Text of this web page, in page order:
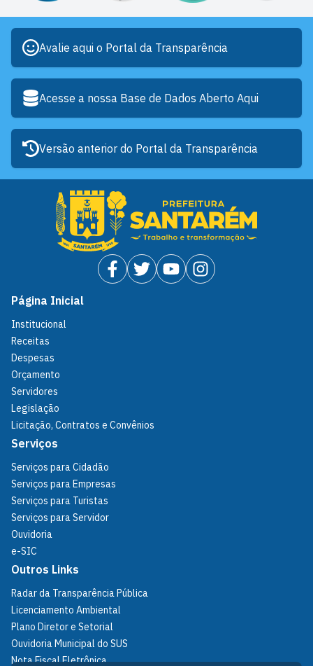
Avalie aqui o Portal da Transparência
Acesse a nossa Base de Dados Aberto Aqui
Versão anterior do Portal da Transparência
Página Inicial
Institucional
Receitas
Despesas
Orçamento
Servidores
Legislação
Licitação, Contratos e Convênios
Serviços
Serviços para Cidadão
Serviços para Empresas
Serviços para Turistas
Serviços para Servidor
Ouvidoria
e-SIC
Outros Links
Radar da Transparência Pública
Licenciamento Ambiental
Plano Diretor e Setorial
Ouvidoria Municipal do SUS
Nota Fiscal Eletrônica